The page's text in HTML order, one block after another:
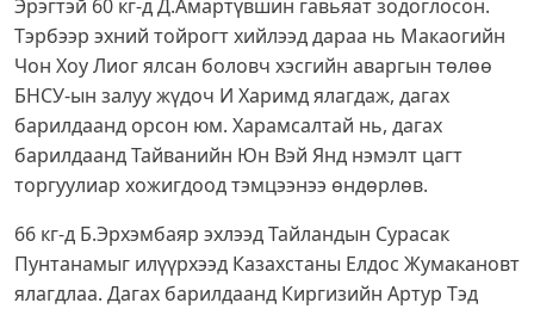
Эрэгтэй 60 кг-д Д.Амартүвшин гавьяат зодоглосон.
Тэрбээр эхний тойрогт хийлээд дараа нь Макаогийн
Чон Хоу Лиог ялсан боловч хэсгийн аваргын төлөө
БНСУ-ын залуу жүдоч И Харимд ялагдаж, дагах
барилдаанд орсон юм. Харамсалтай нь, дагах
барилдаанд Тайванийн Юн Вэй Янд нэмэлт цагт
торгуулиар хожигдоод тэмцээнээ өндөрлөв.
66 кг-д Б.Эрхэмбаяр эхлээд Тайландын Сурасак
Пунтанамыг илүүрхээд Казахстаны Елдос Жумакановт
ялагдлаа. Дагах барилдаанд Киргизийн Артур Тэд